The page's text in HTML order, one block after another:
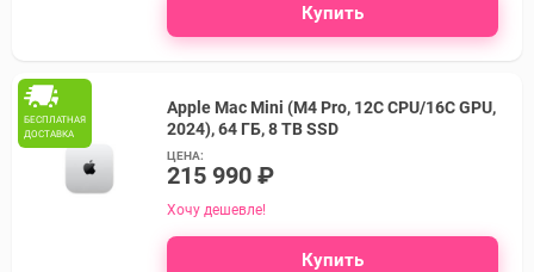
Купить
БЕСПЛАТНАЯ
ДОСТАВКА
Apple Mac Mini (M4 Pro, 12C CPU/16C GPU,
2024), 64 ГБ, 8 TB SSD
ЦЕНА:
215 990 ₽
Хочу дешевле!
Купить